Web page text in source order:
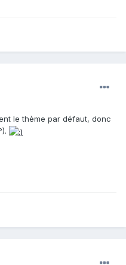
le thème par défaut, donc